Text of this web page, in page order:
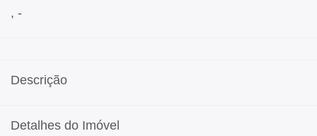
, -
Descrição
Detalhes do Imóvel